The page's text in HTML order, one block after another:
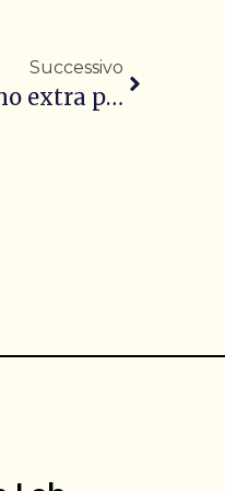
Successivo
In Argentina, workers face 12-hour days with no extra pay